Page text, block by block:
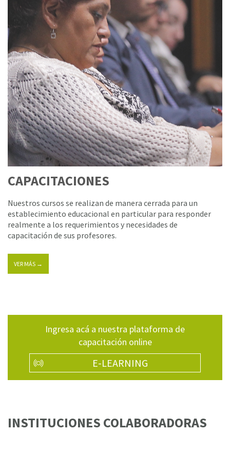
CAPACITACIONES
Nuestros cursos se realizan de manera cerrada para un
establecimiento educacional en particular para responder
realmente a los requerimientos y necesidades de
capacitación de sus profesores.
VER MÁS →
Ingresa acá a nuestra plataforma de
capacitación online
E-LEARNING
INSTITUCIONES COLABORADORAS